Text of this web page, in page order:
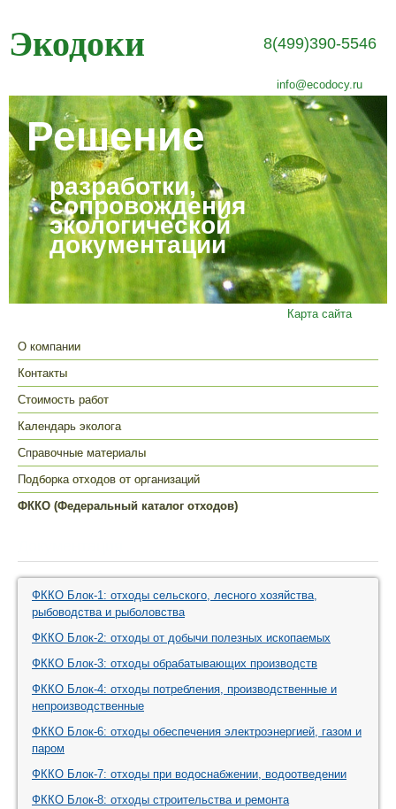
Экодоки 8(499)390-5546
info@ecodocy.ru
Решение
разработки,
сопровождения
экологической
документации
Карта сайта
О компании
Контакты
Стоимость работ
Календарь эколога
Справочные материалы
Подборка отходов от организаций
ФККО (Федеральный каталог отходов)
ФККО Блок-1: отходы сельского, лесного хозяйства,
рыбоводства и рыболовства
ФККО Блок-2: отходы от добычи полезных ископаемых
ФККО Блок-3: отходы обрабатывающих производств
ФККО Блок-4: отходы потребления, производственные и
непроизводственные
ФККО Блок-6: отходы обеспечения электроэнергией, газом и
паром
ФККО Блок-7: отходы при водоснабжении, водоотведении
ФККО Блок-8: отходы строительства и ремонта